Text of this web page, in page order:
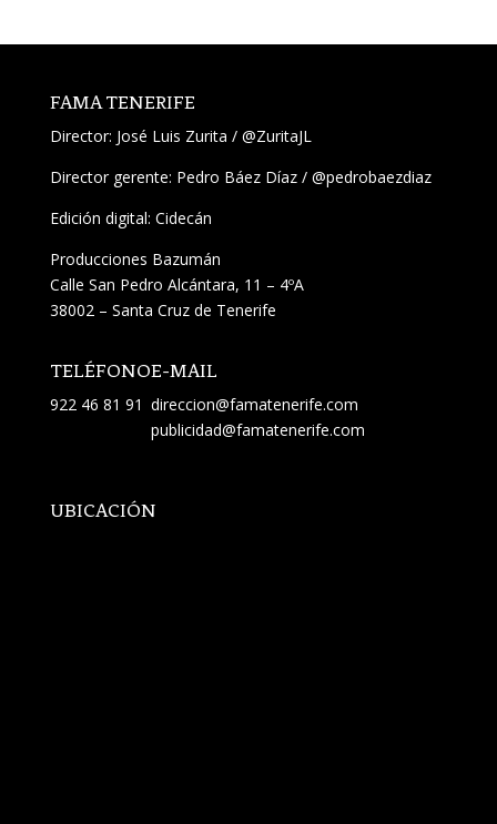
FAMA TENERIFE
Director: José Luis Zurita / @ZuritaJL
Director gerente: Pedro Báez Díaz / @pedrobaezdiaz
Edición digital: Cidecán
Producciones Bazumán
Calle San Pedro Alcántara, 11 – 4ºA
38002 – Santa Cruz de Tenerife
TELÉFONO
922 46 81 91
E-MAIL
direccion@famatenerife.com
publicidad@famatenerife.com
UBICACIÓN